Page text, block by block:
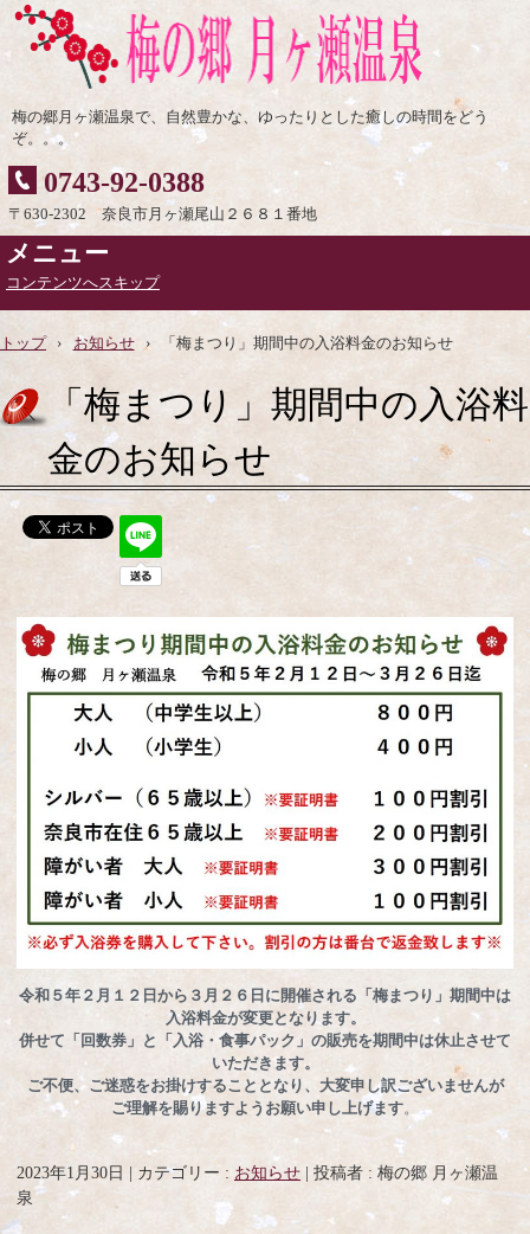
梅の郷月ヶ瀬温泉で、自然豊かな、ゆったりとした癒しの時間をどう
ぞ。。。
0743-92-0388
〒630-2302 奈良市月ヶ瀬尾山２６８１番地
メニュー
コンテンツへスキップ
トップ › お知らせ › 「梅まつり」期間中の入浴料金のお知らせ
「梅まつり」期間中の入浴料
金のお知らせ
令和５年２月１２日から３月２６日に開催される「梅まつり」期間中は
入浴料金が変更となります。
併せて「回数券」と「入浴・食事パック」の販売を期間中は休止させて
いただきます。
ご不便、ご迷惑をお掛けすることとなり、大変申し訳ございませんが
ご理解を賜りますようお願い申し上げます。
2023年1月30日 | カテゴリー : お知らせ | 投稿者 : 梅の郷 月ヶ瀬温
泉